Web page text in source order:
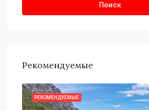
Поиск
Рекомендуемые
РЕКОМЕНДУЕМЫЕ